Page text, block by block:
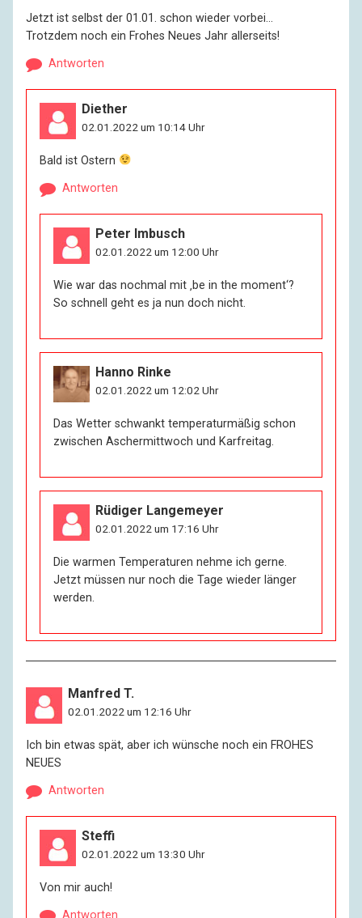
Jetzt ist selbst der 01.01. schon wieder vorbei…
Trotzdem noch ein Frohes Neues Jahr allerseits!
Antworten
Diether
02.01.2022 um 10:14 Uhr
Bald ist Ostern
Antworten
Peter Imbusch
02.01.2022 um 12:00 Uhr
Wie war das nochmal mit ‚be in the moment‘?
So schnell geht es ja nun doch nicht.
Hanno Rinke
02.01.2022 um 12:02 Uhr
Das Wetter schwankt temperaturmäßig schon
zwischen Aschermittwoch und Karfreitag.
Rüdiger Langemeyer
02.01.2022 um 17:16 Uhr
Die warmen Temperaturen nehme ich gerne.
Jetzt müssen nur noch die Tage wieder länger
werden.
Manfred T.
02.01.2022 um 12:16 Uhr
Ich bin etwas spät, aber ich wünsche noch ein FROHES
NEUES
Antworten
Steffi
02.01.2022 um 13:30 Uhr
Von mir auch!
Antworten